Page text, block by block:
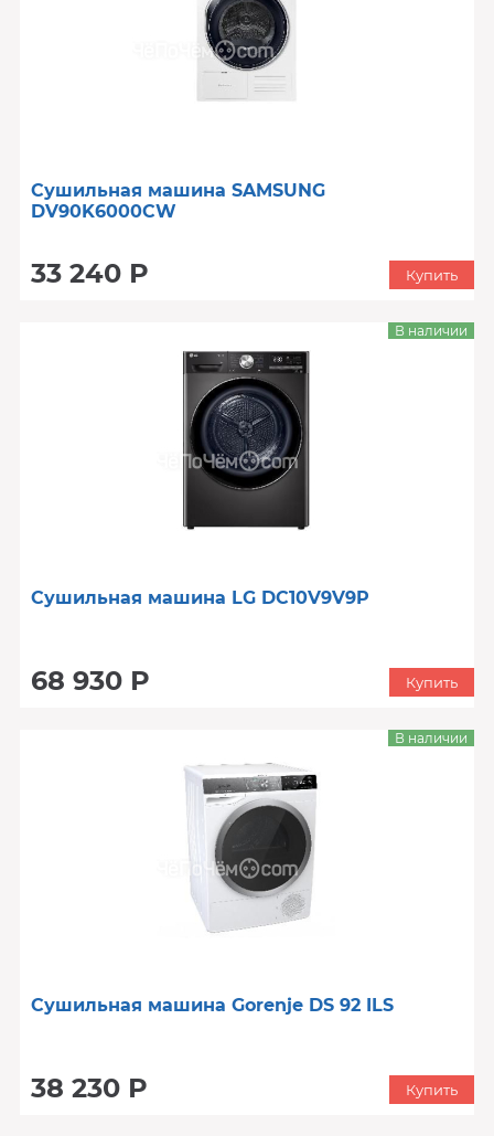
Сушильная машина SAMSUNG
DV90K6000CW
33 240 Р Купить
Сушильная машина LG DC10V9V9P
68 930 Р
В наличии
Купить
Сушильная машина Gorenje DS 92 ILS
38 230 Р
В наличии
Купить